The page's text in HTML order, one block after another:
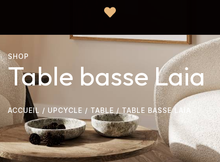
SHOP
Table basse Laia
ACCUEIL / UPCYCLE / TABLE / TABLE BASSE LAIA